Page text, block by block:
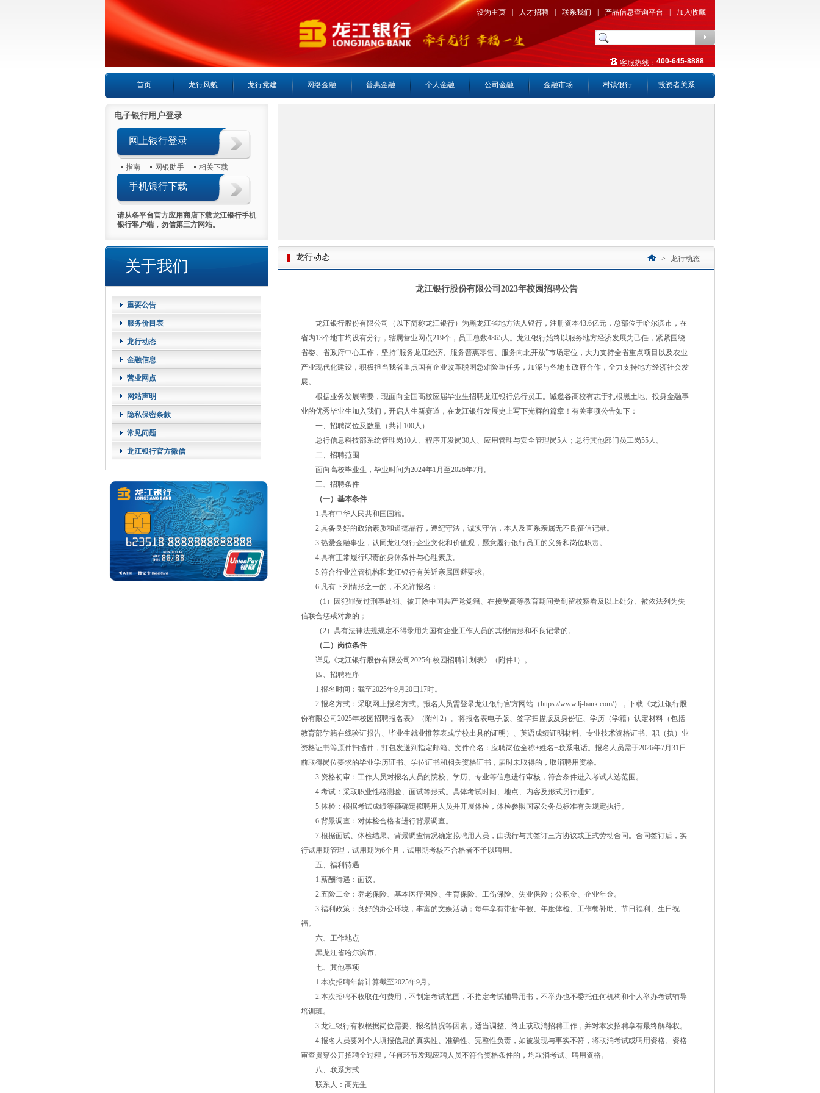
设为主页 人才招聘 联系我们 产品信息查询平台 加入收藏
客服热线：400-645-8888
首页 龙行风貌 龙行党建 网络金融 普惠金融 个人金融 公司金融 金融市场 村镇银行 投资者关系
电子银行用户登录
网上银行登录
指南 网银助手 相关下载
手机银行下载
请从各平台官方应用商店下载龙江银行手机
银行客户端，勿信第三方网站。
关于我们
重要公告
服务价目表
龙行动态
金融信息
营业网点
网站声明
隐私保密条款
常见问题
龙江银行官方微信
龙行动态 > 龙行动态
龙江银行股份有限公司2023年校园招聘公告
龙江银行股份有限公司（以下简称龙江银行）为黑龙江省地方法人银行，注册资本43.6亿元，总部位于哈尔滨市，在
省内13个地市均设有分行，辖属营业网点219个，员工总数4865人。龙江银行始终以服务地方经济发展为己任，紧紧围绕
省委、省政府中心工作，坚持“服务龙江经济、服务普惠零售、服务向北开放”市场定位，大力支持全省重点项目以及农业
产业现代化建设，积极担当我省重点国有企业改革脱困急难险重任务，加深与各地市政府合作，全力支持地方经济社会发
展。
根据业务发展需要，现面向全国高校应届毕业生招聘龙江银行总行员工。诚邀各高校有志于扎根黑土地、投身金融事
业的优秀毕业生加入我们，开启人生新赛道，在龙江银行发展史上写下光辉的篇章！有关事项公告如下：
一、招聘岗位及数量（共计100人）
总行信息科技部系统管理岗10人、程序开发岗30人、应用管理与安全管理岗5人；总行其他部门员工岗55人。
二、招聘范围
面向高校毕业生，毕业时间为2024年1月至2026年7月。
三、招聘条件
（一）基本条件
1.具有中华人民共和国国籍。
2.具备良好的政治素质和道德品行，遵纪守法，诚实守信，本人及直系亲属无不良征信记录。
3.热爱金融事业，认同龙江银行企业文化和价值观，愿意履行银行员工的义务和岗位职责。
4.具有正常履行职责的身体条件与心理素质。
5.符合行业监管机构和龙江银行有关近亲属回避要求。
6.凡有下列情形之一的，不允许报名：
（1）因犯罪受过刑事处罚、被开除中国共产党党籍、在接受高等教育期间受到留校察看及以上处分、被依法列为失
信联合惩戒对象的；
（2）具有法律法规规定不得录用为国有企业工作人员的其他情形和不良记录的。
（二）岗位条件
详见《龙江银行股份有限公司2025年校园招聘计划表》（附件1）。
四、招聘程序
1.报名时间：截至2025年9月20日17时。
2.报名方式：采取网上报名方式。报名人员需登录龙江银行官方网站（https://www.lj-bank.com/），下载《龙江银行股
份有限公司2025年校园招聘报名表》（附件2）。将报名表电子版、签字扫描版及身份证、学历（学籍）认定材料（包括
教育部学籍在线验证报告、毕业生就业推荐表或学校出具的证明）、英语成绩证明材料、专业技术资格证书、职（执）业
资格证书等原件扫描件，打包发送到指定邮箱。文件命名：应聘岗位全称+姓名+联系电话。报名人员需于2026年7月31日
前取得岗位要求的毕业学历证书、学位证书和相关资格证书，届时未取得的，取消聘用资格。
3.资格初审：工作人员对报名人员的院校、学历、专业等信息进行审核，符合条件进入考试人选范围。
4.考试：采取职业性格测验、面试等形式。具体考试时间、地点、内容及形式另行通知。
5.体检：根据考试成绩等额确定拟聘用人员并开展体检，体检参照国家公务员标准有关规定执行。
6.背景调查：对体检合格者进行背景调查。
7.根据面试、体检结果、背景调查情况确定拟聘用人员，由我行与其签订三方协议或正式劳动合同。合同签订后，实
行试用期管理，试用期为6个月，试用期考核不合格者不予以聘用。
五、福利待遇
1.薪酬待遇：面议。
2.五险二金：养老保险、基本医疗保险、生育保险、工伤保险、失业保险；公积金、企业年金。
3.福利政策：良好的办公环境，丰富的文娱活动；每年享有带薪年假、年度体检、工作餐补助、节日福利、生日祝
福。
六、工作地点
黑龙江省哈尔滨市。
七、其他事项
1.本次招聘年龄计算截至2025年9月。
2.本次招聘不收取任何费用，不制定考试范围，不指定考试辅导用书，不举办也不委托任何机构和个人举办考试辅导
培训班。
3.龙江银行有权根据岗位需要、报名情况等因素，适当调整、终止或取消招聘工作，并对本次招聘享有最终解释权。
4.报名人员要对个人填报信息的真实性、准确性、完整性负责，如被发现与事实不符，将取消考试或聘用资格。资格
审查贯穿公开招聘全过程，任何环节发现应聘人员不符合资格条件的，均取消考试、聘用资格。
八、联系方式
联系人：高先生